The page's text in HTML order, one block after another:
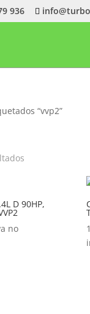
936
“vvp2”
D 90HP,
no